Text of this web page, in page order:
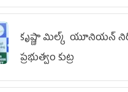
కృష్ణా మిల్క్‌ యూనియన్‌
ప్రభుత్వం కుట్ర